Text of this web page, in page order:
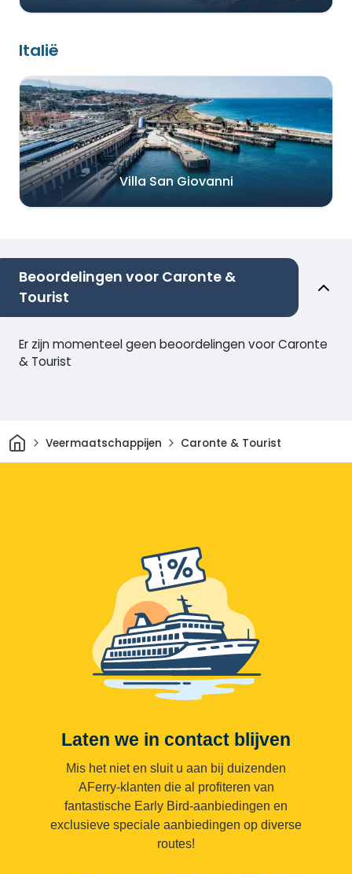
Italië
Villa San Giovanni
Beoordelingen voor Caronte &
Tourist
Er zijn momenteel geen beoordelingen voor Caronte
& Tourist
ThuisVeermaatschappijen Caronte & Tourist
Laten we in contact blijven
Mis het niet en sluit u aan bij duizenden
AFerry-klanten die al profiteren van
fantastische Early Bird-aanbiedingen en
exclusieve speciale aanbiedingen op diverse
routes!